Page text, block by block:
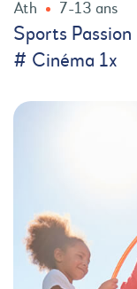
Ath 7-13 ans
Sports
# Cinéma 1x